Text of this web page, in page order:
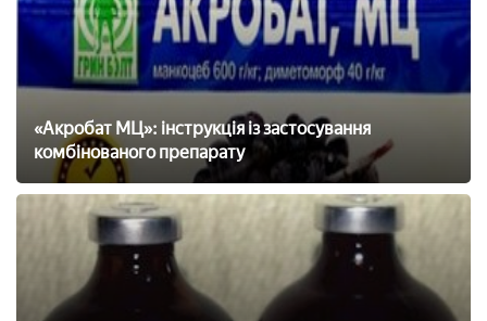
«Акробат МЦ»: інструкція із застосування
комбінованого препарату